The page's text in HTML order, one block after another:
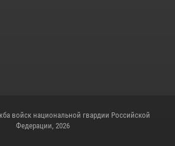
войск национальной гвардии Российской
Федерации, 2026